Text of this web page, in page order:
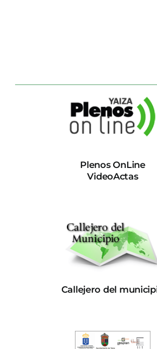
Plenos OnLine
VideoActas
Callejero del